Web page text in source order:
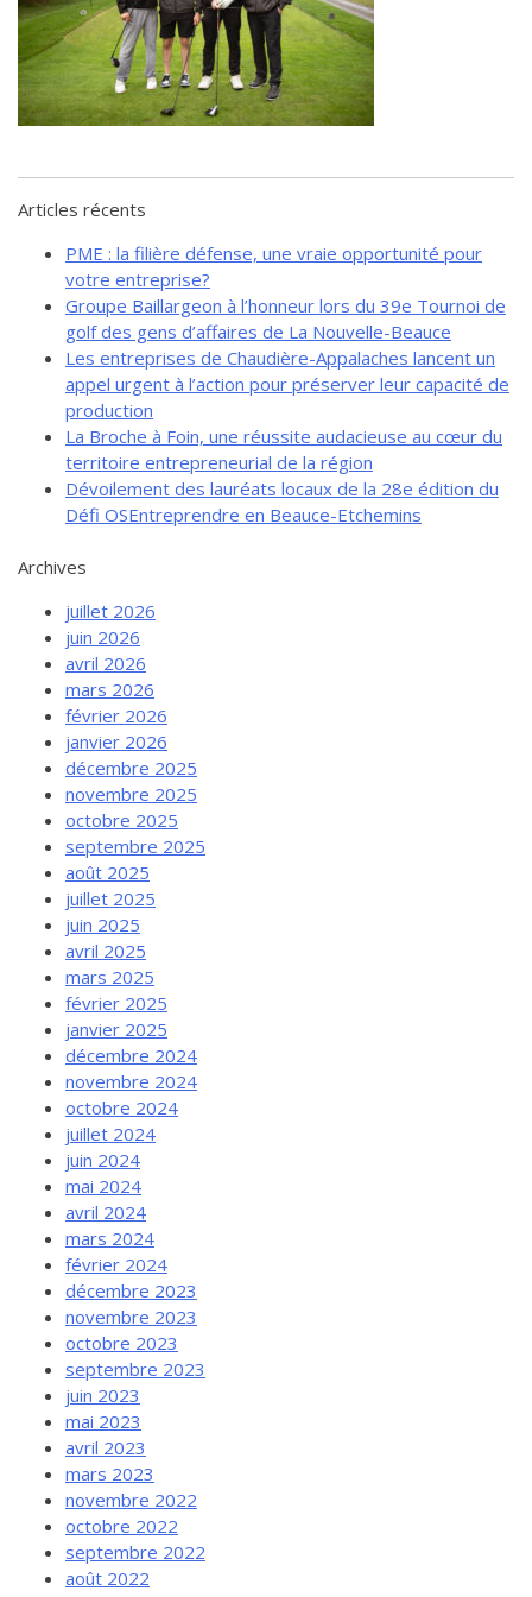
de solidarité
Futurpreneur
Toile entrepreneuriale Nouvelle-
Beauce
Articles récents
PME : la filière défense, une vraie opportunité pour
votre entreprise?
Groupe Baillargeon à l’honneur lors du 39e Tournoi de
golf des gens d’affaires de La Nouvelle-Beauce
Les entreprises de Chaudière-Appalaches lancent un
appel urgent à l’action pour préserver leur capacité de
production
La Broche à Foin, une réussite audacieuse au cœur du
territoire entrepreneurial de la région
Dévoilement des lauréats locaux de la 28e édition du
Défi OSEntreprendre en Beauce-Etchemins
Archives
juillet 2026
juin 2026
avril 2026
mars 2026
février 2026
janvier 2026
décembre 2025
novembre 2025
octobre 2025
septembre 2025
août 2025
juillet 2025
juin 2025
avril 2025
mars 2025
février 2025
janvier 2025
décembre 2024
novembre 2024
octobre 2024
juillet 2024
juin 2024
mai 2024
avril 2024
mars 2024
février 2024
décembre 2023
novembre 2023
octobre 2023
septembre 2023
juin 2023
mai 2023
avril 2023
mars 2023
novembre 2022
octobre 2022
septembre 2022
août 2022